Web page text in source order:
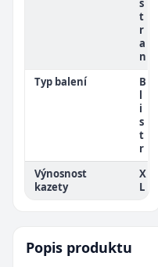
s
t
r
a
n
Typ balení
B
l
i
s
t
r
Výnosnost
kazety
X
L
Popis produktu